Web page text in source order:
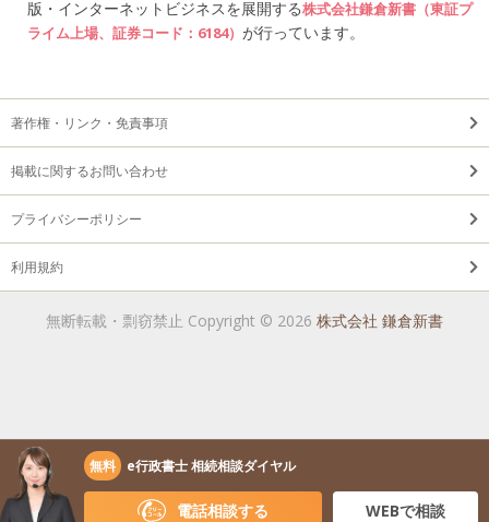
版・インターネットビジネスを展開する株式会社鎌倉新書（東証プ
ライム上場、証券コード：6184） が行っています。
著作権・リンク・免責事項
掲載に関するお問い合わせ
プライバシーポリシー
利用規約
無断転載・剽窃禁止 Copyright © 2026 株式会社 鎌倉新書
無料 e行政書士 相続相談ダイヤル
電話相談する WEBで相談